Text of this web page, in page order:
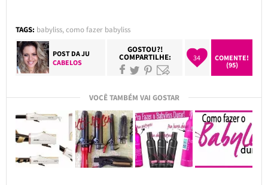
TAGS: babyliss,como fazer babyliss
POST DAJU
CABELOS
GOSTOU?!
COMPARTILHE: 34
COMENTE!
(95)
VOCÊ TAMBÉM VAI GOSTAR